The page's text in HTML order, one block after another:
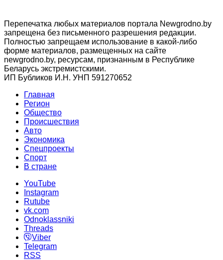
Перепечатка любых материалов портала Newgrodno.by
запрещена без письменного разрешения редакции.
Полностью запрещаем использование в какой-либо
форме материалов, размещенных на сайте
newgrodno.by, ресурсам, признанным в Республике
Беларусь экстремистскими.
ИП Бубликов И.Н. УНП 591270652
Главная
Регион
Общество
Происшествия
Авто
Экономика
Спецпроекты
Cпорт
В стране
YouTube
Instagram
Rutube
vk.com
Odnoklassniki
Threads
Viber
Telegram
RSS